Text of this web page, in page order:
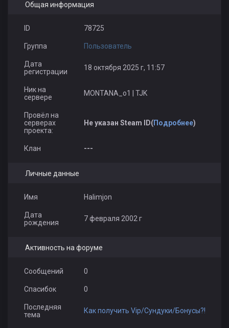
Общая информация
ID 78725
Группа Пользователь
Дата
регистрации
18 октября 2025 г, 11:57
Ник на
сервере
MONTANA_o1 | TJK
Провёл на
серверах
проекта:
Не указан Steam ID(Подробнее)
Клан ---
Личные данные
Имя Halimjon
Дата
рождения
7 февраля 2002 г
Активность на форуме
Сообщений 0
Спасибок 0
Последняя
тема
Как получить Vip/Сундуки/Бонусы?!